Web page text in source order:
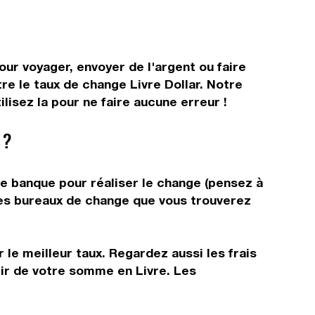
voyager, envoyer de l'argent ou faire
le taux de change Livre Dollar. Notre
la pour ne faire aucune erreur !
banque pour réaliser le change (pensez à
bureaux de change que vous trouverez
meilleur taux. Regardez aussi les frais
de votre somme en Livre. Les